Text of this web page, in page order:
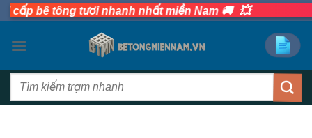
Bỏ
nội
bê tông tươi nhanh nhất miền Nam 🚚💥
Tìm